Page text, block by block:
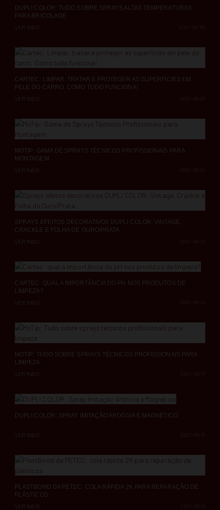
DUPLI COLOR: TUDO SOBRE SPRAYS ALTAS TEMPERATURAS
PARA BRICOLAGE
VER MAIS
CARTEC: LIMPAR, TRATAR E PROTEGER AS SUPERFÍCIES EM
PELE DO CARRO. COMO TUDO FUNCIONA!
2021-09-27
VER MAIS
MOTIP: GAMA DE SPRAYS TÉCNICOS PROFISSIONAIS PARA
MONTAGEM
2021-09-24
VER MAIS
SPRAYS EFEITOS DECORATIVOS DUPLI COLOR: VINTAGE,
CRACKLE E FOLHA DE OURO/PRATA
VER MAIS
CARTEC: QUAL A IMPORTÂNCIA DO PH NOS PRODUTOS DE
LIMPEZA?
VER MAIS
MOTIP: TUDO SOBRE SPRAYS TÉCNICOS PROFISSIONAIS PARA
LIMPEZA
2021-09-17
VER MAIS
DUPLI COLOR: SPRAY IMITAÇÃO ARDÓSIA E MAGNÉTICO
2021-09-17
VER MAIS
PLASTBOND DA PETEC: COLA RÁPIDA 2K PARA REPARAÇÃO DE
PLÁSTICOS
VER MAIS